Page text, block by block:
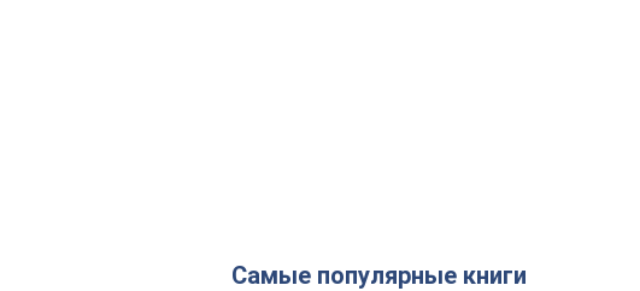
Самые популярные книги